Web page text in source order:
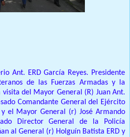
Ant. ERD García Reyes. Presidente
de las Fuerzas Armadas y la
del Mayor General (R) Juan Ant.
Comandante General del Ejército
el Mayor General (r) José Armando
Director General de la Policía
al General (r) Holguín Batista ERD y